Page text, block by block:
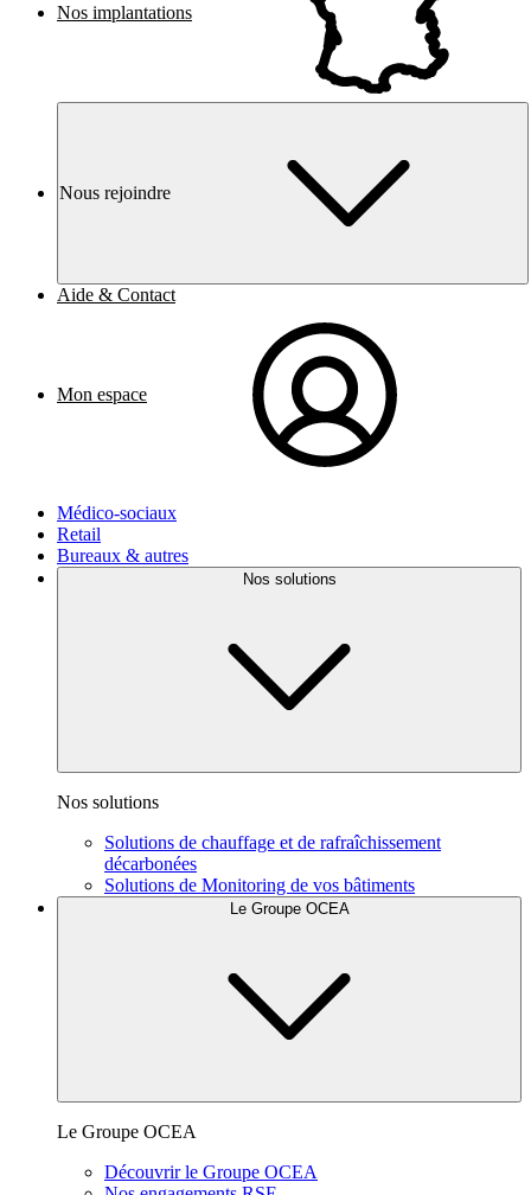
Nos implantations
Nous rejoindre
Aide & Contact
Mon espace
Médico-sociaux
Retail
Bureaux & autres
Nos solutions
Nos solutions
Solutions de chauffage et de rafraîchissement
décarbonées
Solutions de Monitoring de vos bâtiments
Le Groupe OCEA
Le Groupe OCEA
Découvrir le Groupe OCEA